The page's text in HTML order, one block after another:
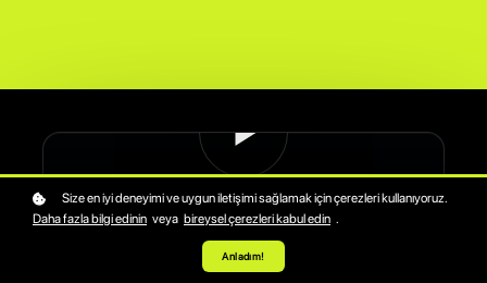
Size en iyi deneyimi ve uygun iletişimi sağlamak için çerezleri kullanıyoruz.
Daha fazla bilgi edinin veya bireysel çerezleri kabul edin .
Anladım!